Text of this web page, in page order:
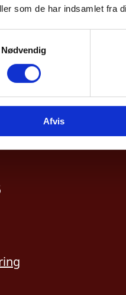
som de har indsamlet fra
Nødvendig
Afvis